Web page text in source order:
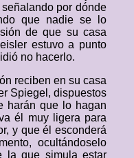
por dónde
que nadie se lo
de que su casa
estuvo a punto
no hacerlo.
reciben en su casa
Spiegel, dispuestos
harán que lo hagan
él muy ligera para
y que él esconderá
ocultándoselo
la que simula estar